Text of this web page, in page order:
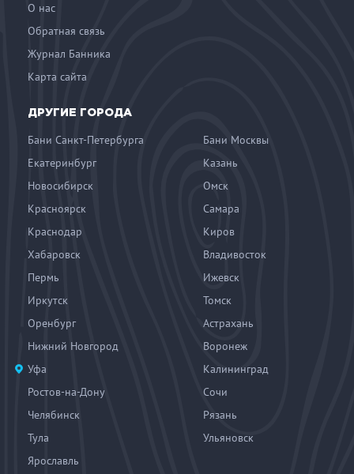
О нас
Обратная связь
Журнал Банника
Карта сайта
ДРУГИЕ ГОРОДА
Бани Санкт-Петербурга
Бани Москвы
Екатеринбург
Казань
Новосибирск
Омск
Красноярск
Самара
Краснодар
Киров
Хабаровск
Владивосток
Пермь
Ижевск
Иркутск
Томск
Оренбург
Астрахань
Нижний Новгород
Воронеж
Уфа
Калининград
Ростов-на-Дону
Сочи
Челябинск
Рязань
Тула
Ульяновск
Ярославль